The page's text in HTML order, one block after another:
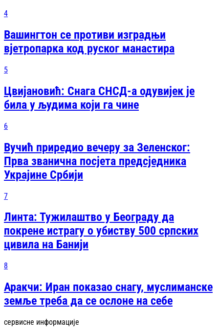
4
Вашингтон се противи изградњи
вјетропарка код руског манастира
5
Цвијановић: Снага СНСД-а одувијек је
била у људима који га чине
6
Вучић приредио вечеру за Зеленског:
Прва званична посjета предсjедника
Украјине Србији
7
Линта: Тужилаштво у Београду да
покрене истрагу о убиству 500 српских
цивила на Банији
8
Аракчи: Иран показао снагу, муслиманске
земље треба да се ослоне на себе
сервисне информације